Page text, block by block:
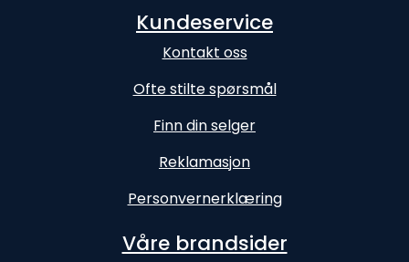
Kundeservice
Kontakt oss
Ofte stilte spørsmål
Finn din selger
Reklamasjon
Personvernerklæring
Våre brandsider